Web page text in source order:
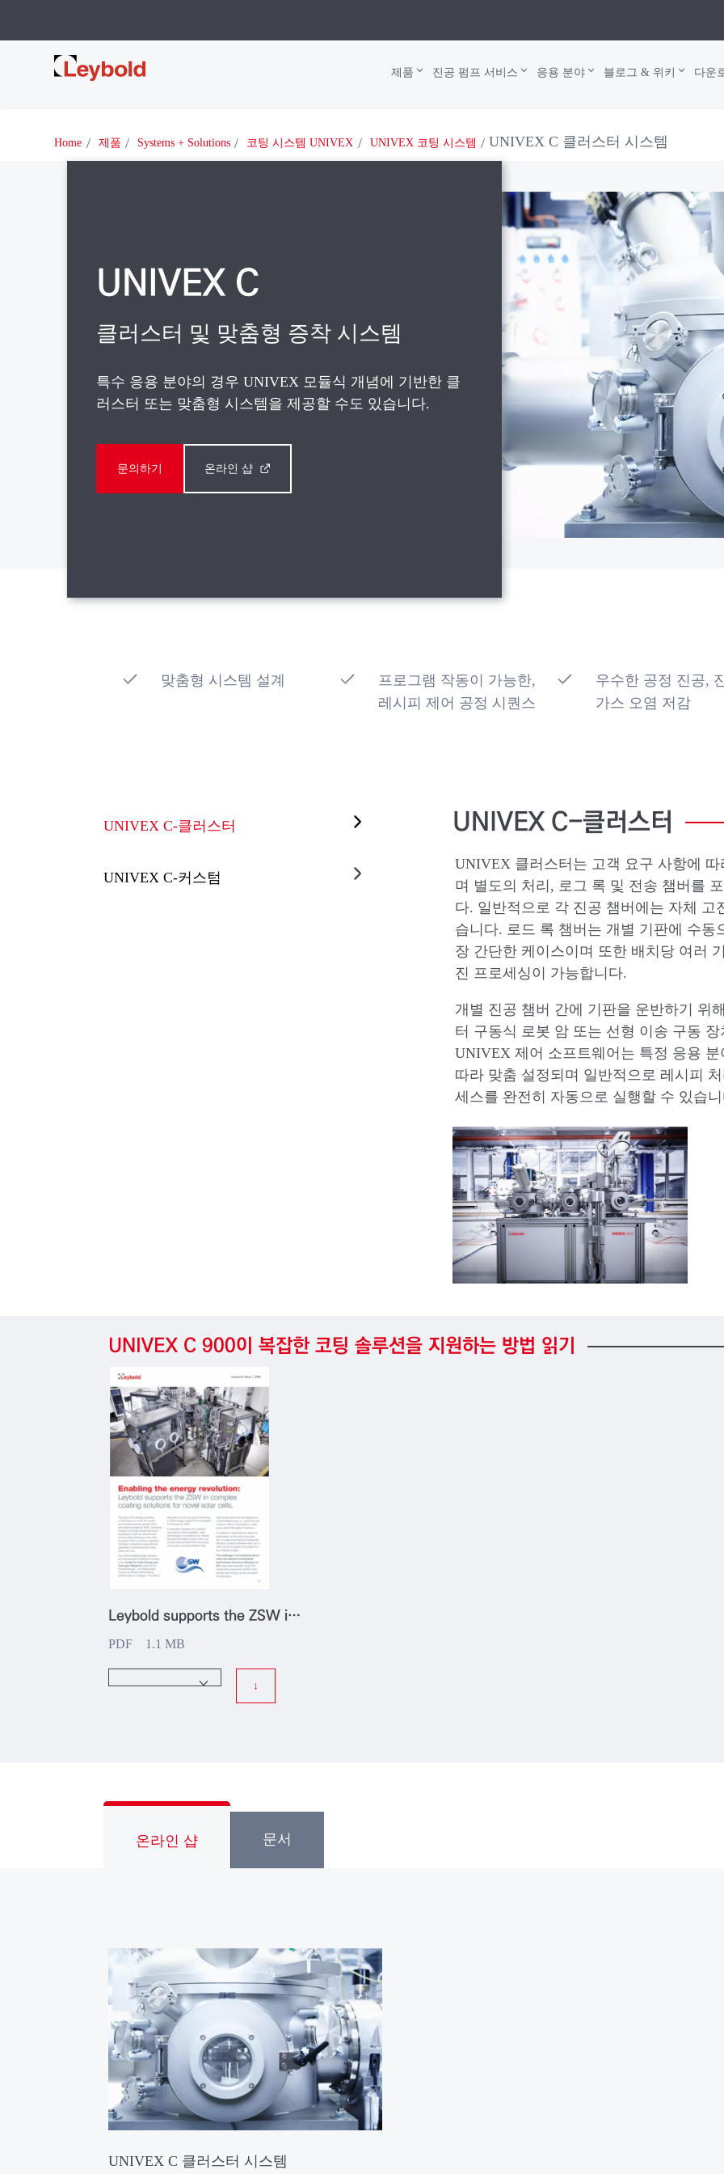
Leybold
제품 진공 펌프 서비스 응용 분야 블로그 & 위키 다운
Home 제품 Systems + Solutions 코팅 시스템 UNIVEX UNIVEX 코팅 시스템 UNIVEX C 클러스터 시스템
UNIVEX C
클러스터 및 맞춤형 증착 시스템
특수 응용 분야의 경우 UNIVEX 모듈식 개념에 기반한 클
러스터 또는 맞춤형 시스템을 제공할 수도 있습니다.
문의하기 온라인 샵
맞춤형 시스템 설계
프로그램 작동이 가능한,
레시피 제어 공정 시퀀스
우수한 공정 진공,
가스 오염 저감
UNIVEX C-클러스터
UNIVEX C-커스텀
UNIVEXC-클러스터
UNIVEX 클러스터는 고객 요구 사항에
며 별도의 처리, 로그 록 및 전송 챔버를
다. 일반적으로 각 진공 챔버에는 자체 고
습니다. 로드 록 챔버는 개별 기판에 수동
장 간단한 케이스이며 또한 배치당 여러
진 프로세싱이 가능합니다.
개별 진공 챔버 간에 기판을 운반하기 위
터 구동식 로봇 암 또는 선형 이송 구동
UNIVEX 제어 소프트웨어는 특정 응용
따라 맞춤 설정되며 일반적으로 레시피
세스를 완전히 자동으로 실행할 수 있습
UNIVEX C 900이 복잡한 코팅 솔루션을 지원하는 방법 읽기
Leybold supports the ZSW in complex coating solutions for novel solar cells.
PDF 1.1 MB
↓
온라인 샵 문서
UNIVEX C 클러스터 시스템